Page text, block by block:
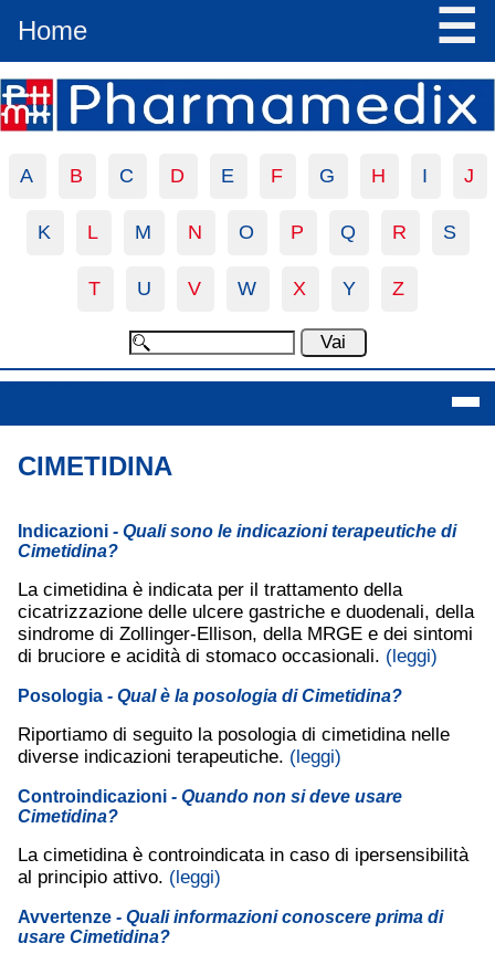
Home ☰
A B C D E F G H I J
K L M N O P Q R S
T U V W X Y Z
Cimetidina
CIMETIDINA
Indicazioni - Quali sono le indicazioni terapeutiche di
Cimetidina?
La cimetidina è indicata per il trattamento della
cicatrizzazione delle ulcere gastriche e duodenali, della
sindrome di Zollinger-Ellison, della MRGE e dei sintomi
di bruciore e acidità di stomaco occasionali. (leggi)
Posologia - Qual è la posologia di Cimetidina?
Riportiamo di seguito la posologia di cimetidina nelle
diverse indicazioni terapeutiche. (leggi)
Controindicazioni - Quando non si deve usare
Cimetidina?
La cimetidina è controindicata in caso di ipersensibilità
al principio attivo. (leggi)
Avvertenze - Quali informazioni conoscere prima di
usare Cimetidina?